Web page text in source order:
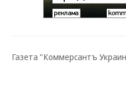
Газета "Коммерсантъ